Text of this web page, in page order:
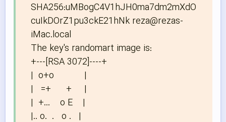
SHA256:uMBogC4V1hJH0ma7dm2mXdO
cuIkDOrZ1pu3ckE21hNk reza@rezas-
iMac.local
The key's randomart image is:
+---[RSA 3072]----+
|  o+o            |
|   =+      +     |
|  +...    o E    |
|.. o.  .   o .   |